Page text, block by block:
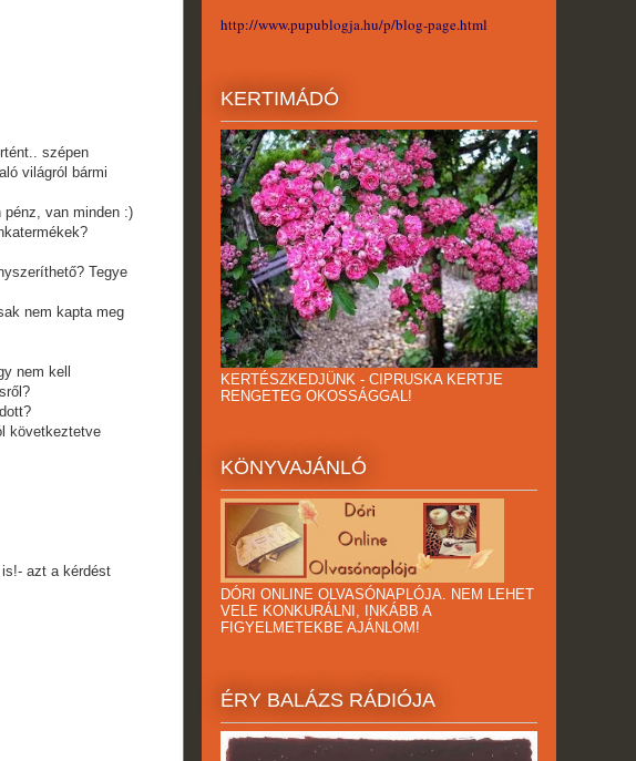
szépen
világról bármi
van minden :)
Tegye
nem kapta meg
nem kell
következtetve
azt a kérdést
http://www.pupublogja.hu/p/blog-page.html
KERTIMÁDÓ
KERTÉSZKEDJÜNK - CIPRUSKA KERTJE
RENGETEG OKOSSÁGGAL!
KÖNYVAJÁNLÓ
DÓRI ONLINE OLVASÓNAPLÓJA. NEM LEHET
VELE KONKURÁLNI, INKÁBB A
FIGYELMETEKBE AJÁNLOM!
ÉRY BALÁZS RÁDIÓJA